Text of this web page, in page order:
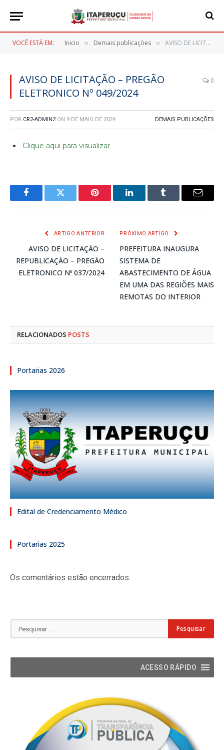
VOCÊ ESTÁ EM: Inicio » Demais publicações » AVISO DE LICITAÇÃO – PREGÃO ELETRONICO Nº 049/2024
AVISO DE LICITAÇÃO – PREGÃO
ELETRONICO Nº 049/2024
0
POR CR2-ADMIN2 ON 9 DE MAIO DE 2024 DEMAIS PUBLICAÇÕES
Clique aqui para visualizar
FacebookTwitter Pinterest LinkedInTumblr
E-
ARTIGO ANTERIOR
AVISO DE LICITAÇÃO –
REPUBLICAÇÃO – PREGÃO
ELETRONICO Nº 037/2024
PRÓXIMO ARTIGO
PREFEITURA INAUGURA
SISTEMA DE
ABASTECIMENTO DE ÁGUA
EM UMA DAS REGIÕES MAIS
REMOTAS DO INTERIOR
RELACIONADOS POSTS
Portarias 2026
Edital de Credenciamento Médico
Portarias 2025
Os comentários estão encerrados.
ACESSO RÁPIDO